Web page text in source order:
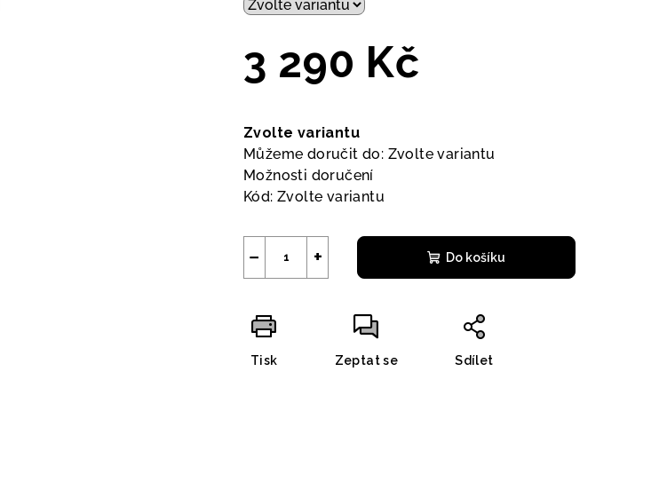
3 290 Kč
cena:
Zvolte variantu
Můžeme doručit do: Zvolte variantu
Možnosti doručení
Kód: Zvolte variantu
+
− Do košíku
Tisk Zeptat se Sdílet